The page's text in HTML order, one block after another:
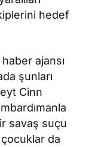
hedef
ajansı
şunları
Cinn
savaş suçu
da